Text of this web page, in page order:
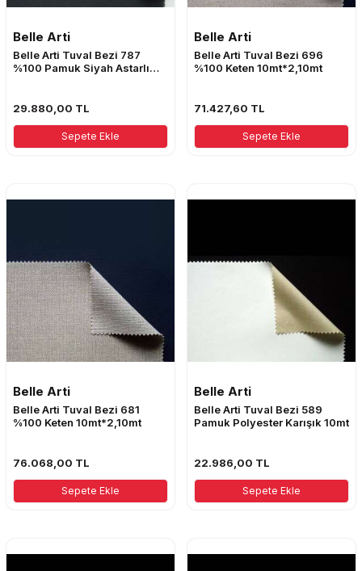
Belle Arti
Belle Arti Tuval Bezi 787
%100 Pamuk Siyah Astarlı
29.880,00 TL
Sepete Ekle
Belle Arti
Belle Arti Tuval Bezi 696
%100 Keten 10mt*2,10mt
71.427,60 TL
Sepete Ekle
Belle Arti
Belle Arti Tuval Bezi 681
%100 Keten 10mt*2,10mt
76.068,00 TL
Sepete Ekle
Belle Arti
Belle Arti Tuval Bezi 589
Pamuk Polyester Karışık 10mt
22.986,00 TL
Sepete Ekle